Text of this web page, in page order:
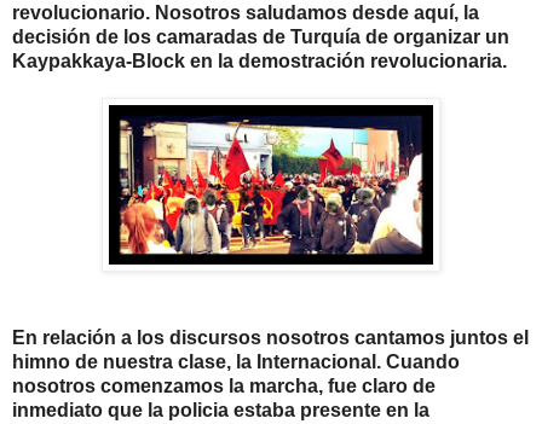
revolucionario. Nosotros saludamos desde aquí, la
decisión de los camaradas de Turquía de organizar un
Kaypakkaya-Block en la demostración revolucionaria.
En relación a los discursos nosotros cantamos juntos el
himno de nuestra clase, la Internacional. Cuando
nosotros comenzamos la marcha, fue claro de
inmediato que la policia estaba presente en la